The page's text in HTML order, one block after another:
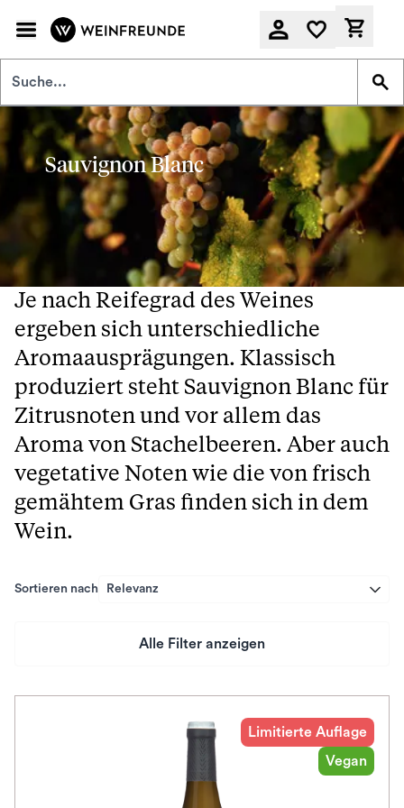
Sauvignon Blanc
Je nach Reifegrad des Weines
ergeben sich unterschiedliche
Aromaausprägungen. Klassisch
produziert steht Sauvignon Blanc für
Zitrusnoten und vor allem das
Aroma von Stachelbeeren. Aber auch
vegetative Noten wie die von frisch
gemähtem Gras finden sich in dem
Wein.
Sortieren nach Relevanz
Alle Filter anzeigen
Limitierte Auflage
Vegan